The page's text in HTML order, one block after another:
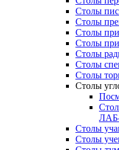
Столы
Столы
Столы
Столы
Столы
Столы
Столы
Столы
Столы
Столы